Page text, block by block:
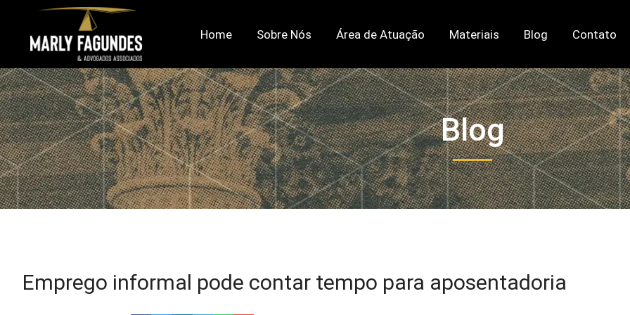
Home Sobre Nós Área de Atuação Materiais Blog Contato
Blog
Emprego informal pode contar tempo para aposentadoria